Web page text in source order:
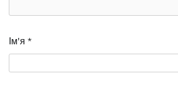
Ім'я *